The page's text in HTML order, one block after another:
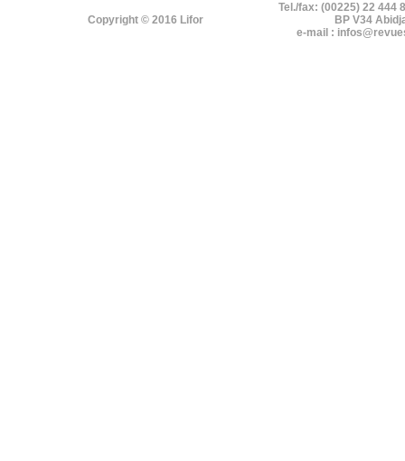
Copyright © 2016 Lifor
Tel./fax: (00225) 22 444
BP V34
e-mail :